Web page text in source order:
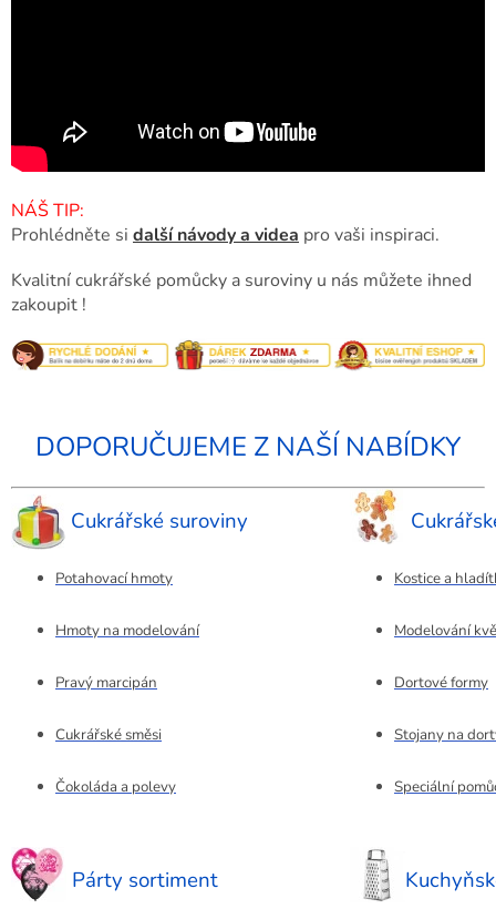
NÁŠ TIP:
Prohlédněte si další návody a videa pro vaši inspiraci.
Kvalitní cukrářské pomůcky a suroviny u nás můžete ihned
zakoupit !
DOPORUČUJEME Z NAŠÍ NABÍDKY
Cukrářské suroviny
Potahovací hmoty Kostice a
Hmoty na modelování Modelování
Pravý marcipán Dortové formy
Cukrářské směsi Stojany na
Čokoláda a polevy Speciální
Párty sortiment